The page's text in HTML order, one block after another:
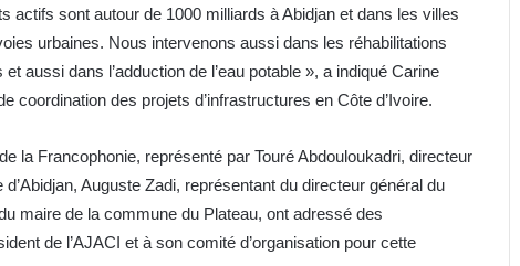
actifs sont autour de 1000 milliards à Abidjan et dans les villes
urbaines. Nous intervenons aussi dans les réhabilitations
aussi dans l’adduction de l’eau potable », a indiqué Carine
coordination des projets d’infrastructures en Côte d’Ivoire.
la Francophonie, représenté par Touré Abdouloukadri, directeur
Auguste Zadi, représentant du directeur général du
maire de la commune du Plateau, ont adressé des
de l’AJACI et à son comité d’organisation pour cette